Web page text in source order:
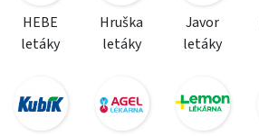
HEBE
letáky
Hruška
letáky
Javor
letáky